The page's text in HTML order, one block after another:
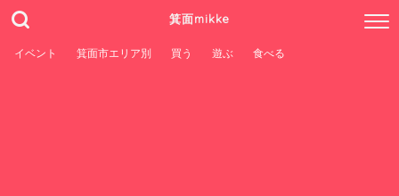
箕面mikke
イベント 箕面市エリア別 買う 遊ぶ 食べる